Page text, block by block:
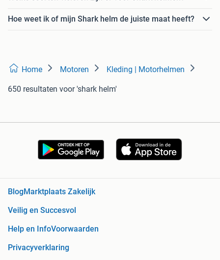
Hoe weet ik of mijn Shark helm de juiste maat heeft?
Home Motoren Kleding | Motorhelmen
650 resultaten voor 'shark helm'
BlogMarktplaats Zakelijk
Veilig en Succesvol
Help en InfoVoorwaarden
Privacyverklaring